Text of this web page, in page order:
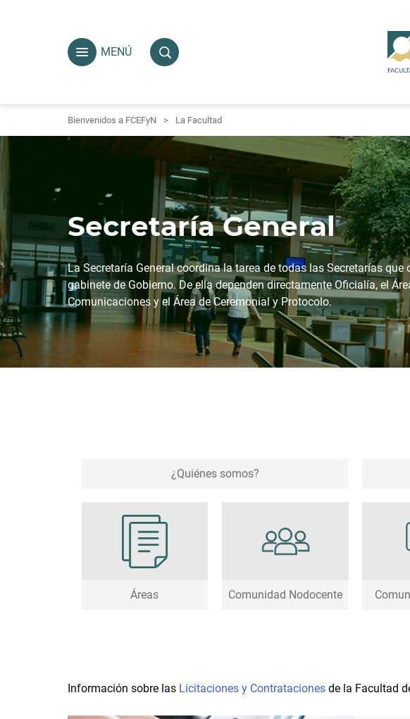
MENÚ
Bienvenidos a FCEFyN La Facultad
Secretaría General
La Secretaría General coordina la tarea de todas las Secretarías que
gabinete de Gobierno. De ella dependen directamente Oficialía, el
Comunicaciones y el Área de Ceremonial y Protocolo.
¿Quiénes somos?
Áreas Comunidad Nodocente
Información sobre las Licitaciones y Contrataciones de la Facultad